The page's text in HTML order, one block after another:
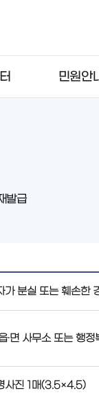
민원안
발급
가 분실 또는 훼손한
·면 사무소 또는 행정
사진 1매(3.5×4.5)